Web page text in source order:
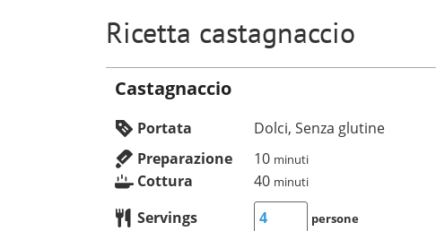
Ricetta castagnaccio
Castagnaccio
Portata
Dolci, Senza glutine
Preparazione
10 minuti
Cottura 40 minuti
Servings persone